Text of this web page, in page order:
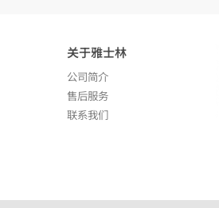
关于雅士林
公司简介
售后服务
联系我们